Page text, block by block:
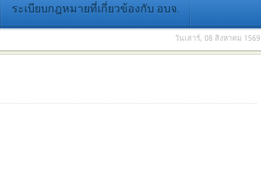
ระเบียบกฎหมายที่เกี่ยวข้องกับ อบจ.
วันเสาร์, 08 สิงหาคม 1569